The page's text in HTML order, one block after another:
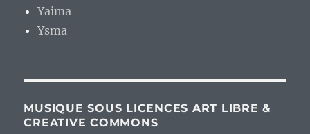
Yaima
Ysma
MUSIQUE SOUS LICENCES ART LIBRE &
CREATIVE COMMONS